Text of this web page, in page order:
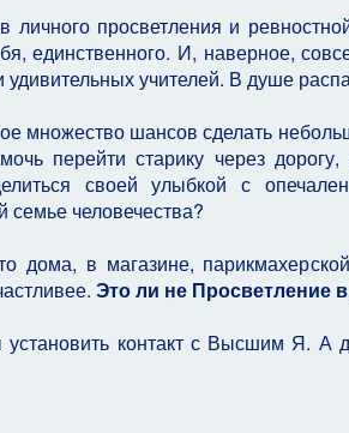
личного просветления и
единственного. И, наверное,
учителей. В душе
множество шансов сделать
перейти старику через
своей улыбкой с
семье человечества?
дома, в магазине,
Это ли не Просветление
контакт с Высшим Я. А